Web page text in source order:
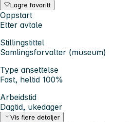
Lagre favoritt
Oppstart
Etter avtale
Stillingstittel
Samlingsforvalter (museum)
Type ansettelse
Fast, heltid 100%
Arbeidstid
Dagtid, ukedager
Vis flere detaljer